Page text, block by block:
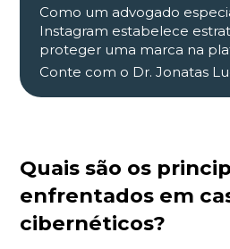
Como um advogado
Instagram estabelece
proteger uma marca na
Conte com o Dr. Jonatas
Quais são os
enfrentados em
cibernéticos?